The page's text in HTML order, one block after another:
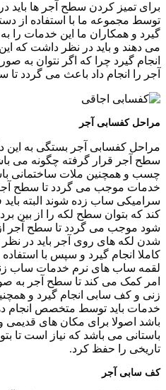
برای تمیز کردن سطح آجر ها باید
توسط مجموعه ما با استفاده از
گیرد و همکاران ما این خدمات را
می دهند و باید در نظر داشت که
انجام گیرد چرا که اگر نتوان
آجر را انجام داد باعث می گردد
مراحل کفسابی آجر
مراحل کفسابی آجر بستگی به این
سطح آجر قرار گرفته چگونه می
چسب و همچنین ملات ساختمانی
خدمات موجب می گردد تا سطح آجر
سرامیکی ساب زده شوند البته
کند که بتوان سطح لکه را از بین
شود موجب می گردد تا سطح آجر
شدن لکه های روی آجر باید در
کاملا انجام گیرد و سپس با
لقمه ساب های نرم خدمات ساب
امر کمک می کند تا سطح آجر به
زنی و کف سابی انجام گیرد و
خدمات باید توسط متخصص انجام
باشد اصولا برای مکان های
باستانی می باشد که نیاز است تا
تاریخی را حفظ کرد.
کف سابی آجر